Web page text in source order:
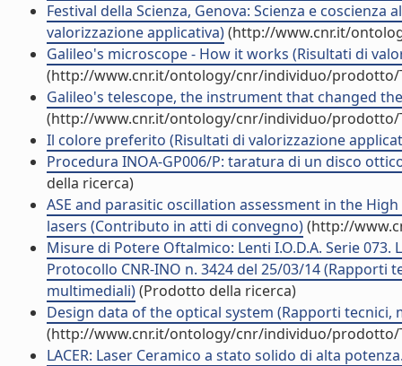
Festival della Scienza, Genova: Scienza e
valorizzazione applicativa)(http://www.cnr.it/
Galileo's microscope - How it works (Risultati di
(http://www.cnr.it/ontology/cnr/individuo/prodotto/
Galileo's telescope, the instrument that changed
(http://www.cnr.it/ontology/cnr/individuo/prodotto/
Il colore preferito (Risultati di valorizzazione
Procedura INOA-GP006/P: taratura di un disco
della ricerca)
ASE and parasitic oscillation assessment in the
lasers (Contributo in atti di convegno)(http://
Misure di Potere Oftalmico: Lenti I.O.D.A. Serie
Protocollo CNR-INO n. 3424 del 25/03/14
multimediali)(Prodotto della ricerca)
Design data of the optical system (Rapporti
(http://www.cnr.it/ontology/cnr/individuo/prodotto/
LACER: Laser Ceramico a stato solido di alta